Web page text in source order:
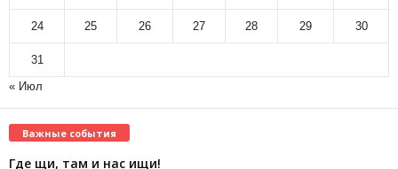
24 25 26 27 28 29 30
31
« Июл
Важные события
Где щи, там и нас ищи!